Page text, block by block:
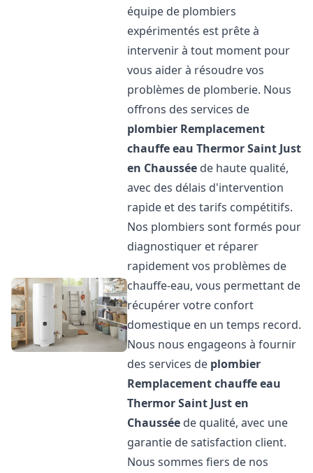
équipe de plombiers
expérimentés est prête à
intervenir à tout moment pour
vous aider à résoudre vos
problèmes de plomberie. Nous
offrons des services de
plombier Remplacement
chauffe eau ThermorSaint Just
en Chaussée de haute qualité,
avec des délais d'intervention
rapide et des tarifs compétitifs.
Nos plombiers sont formés pour
diagnostiquer et réparer
rapidement vos problèmes de
chauffe-eau, vous permettant de
récupérer votre confort
domestique en un temps record.
Nous nous engageons à fournir
des services de plombier
Remplacement chauffe eau
ThermorSaint Just en
Chaussée de qualité, avec une
garantie de satisfaction client.
Nous sommes fiers de nos